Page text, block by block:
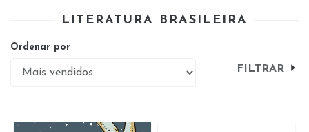
LITERATURA BRASILEIRA
Ordenar por
FILTRAR